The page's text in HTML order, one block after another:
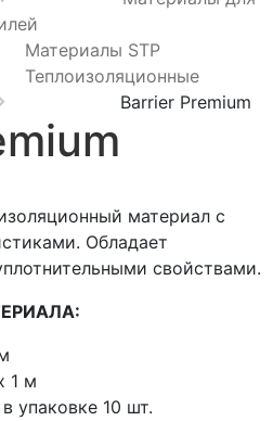
Материалы STP
Теплоизоляционные
Barrier Premium
материал с
Обладает
свойствами.
1 м
упаковке 10 шт.